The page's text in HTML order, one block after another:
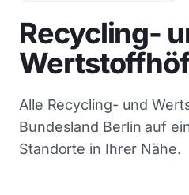
Recycling-
Alle Recycling- und
Bundesland Berlin auf
Standorte in Ihrer Nähe.